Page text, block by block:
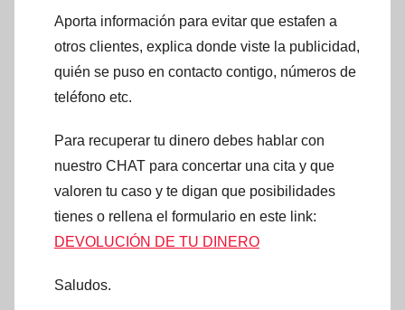
Aporta información para evitar que estafen a
otros clientes, explica donde viste la publicidad,
quién se puso en contacto contigo, números de
teléfono etc.
Para recuperar tu dinero debes hablar con
nuestro CHAT para concertar una cita y que
valoren tu caso y te digan que posibilidades
tienes o rellena el formulario en este link:
DEVOLUCIÓN DE TU DINERO
Saludos.